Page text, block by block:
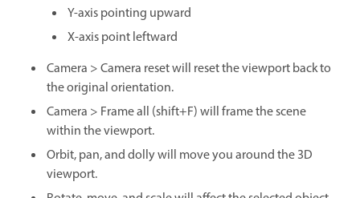
Y-axis pointing upward
X-axis point leftward
Camera > Camera reset will reset the viewport back to
the original orientation.
Camera > Frame all (shift+F) will frame the scene
within the viewport.
Orbit, pan, and dolly will move you around the 3D
viewport.